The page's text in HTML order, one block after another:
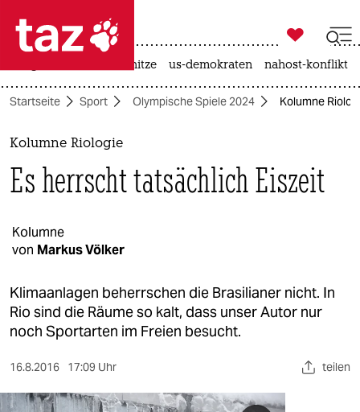
 taz zahl ich
taz zahl ich
themen
politik
gesellschaft
kultur
sport
berlin
nord

taz zahl ich
hitze us-demokraten nahost-konflikt
Startseite Sport Olympische Spiele 2024 Kolumne
Kolumne Riologie
Es herrscht tatsächlich Eiszeit
Kolumne
von Markus Völker
Klimaanlagen beherrschen die Brasilianer nicht. In
Rio sind die Räume so kalt, dass unser Autor nur
noch Sportarten im Freien besucht.
16.8.2016 17:09 Uhr teilen